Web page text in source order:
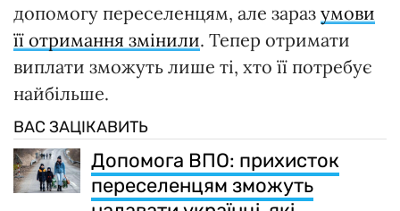
допомогу переселенцям, але зараз умови
її отримання змінили. Тепер отримати
виплати зможуть лише ті, хто її потребує
найбільше.
ВАС ЗАЦІКАВИТЬ
Допомога ВПО: прихисток
переселенцям зможуть